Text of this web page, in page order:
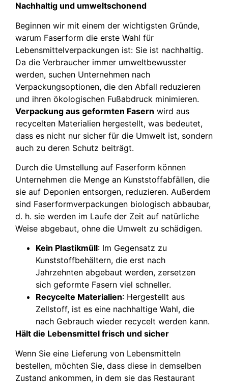
Nachhaltig und umweltschonend
Beginnen wir mit einem der wichtigsten Gründe,
warum Faserform die erste Wahl für
Lebensmittelverpackungen ist: Sie ist nachhaltig.
Da die Verbraucher immer umweltbewusster
werden, suchen Unternehmen nach
Verpackungsoptionen, die den Abfall reduzieren
und ihren ökologischen Fußabdruck minimieren.
Verpackung aus geformten Fasern wird aus
recycelten Materialien hergestellt, was bedeutet,
dass es nicht nur sicher für die Umwelt ist, sondern
auch zu deren Schutz beiträgt.
Durch die Umstellung auf Faserform können
Unternehmen die Menge an Kunststoffabfällen, die
sie auf Deponien entsorgen, reduzieren. Außerdem
sind Faserformverpackungen biologisch abbaubar,
d. h. sie werden im Laufe der Zeit auf natürliche
Weise abgebaut, ohne die Umwelt zu schädigen.
Kein Plastikmüll: Im Gegensatz zu
Kunststoffbehältern, die erst nach
Jahrzehnten abgebaut werden, zersetzen
sich geformte Fasern viel schneller.
Recycelte Materialien: Hergestellt aus
Zellstoff, ist es eine nachhaltige Wahl, die
nach Gebrauch wieder recycelt werden kann.
Hält die Lebensmittel frisch und sicher
Wenn Sie eine Lieferung von Lebensmitteln
bestellen, möchten Sie, dass diese in demselben
Zustand ankommen, in dem sie das Restaurant